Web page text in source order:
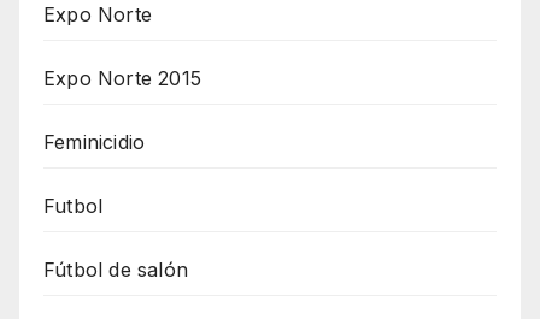
Expo Norte
Expo Norte 2015
Feminicidio
Futbol
Fútbol de salón